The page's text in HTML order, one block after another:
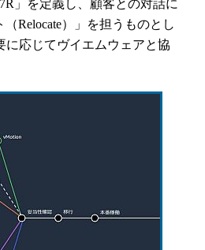
」を定義し、顧客との対話に
Relocate）」を担うものとし
に応じてヴイエムウェアと協